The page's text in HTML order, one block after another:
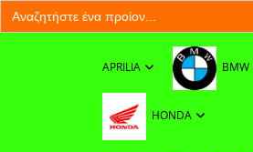
Search
for:
APRILIA BMW
HONDA